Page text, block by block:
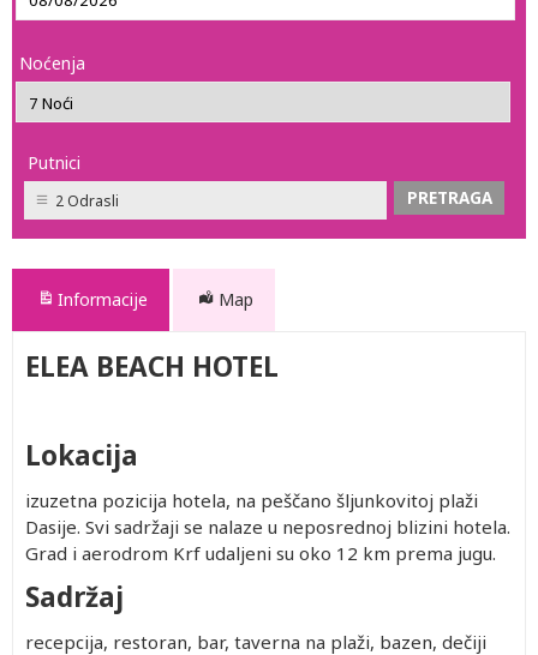
Noćenja
Putnici
2 Odrasli
Informacije Map
ELEA BEACH HOTEL
Lokacija
izuzetna pozicija hotela, na peščano šljunkovitoj plaži
Dasije. Svi sadržaji se nalaze u neposrednoj blizini hotela.
Grad i aerodrom Krf udaljeni su oko 12 km prema jugu.
Sadržaj
recepcija, restoran, bar, taverna na plaži, bazen, dečiji